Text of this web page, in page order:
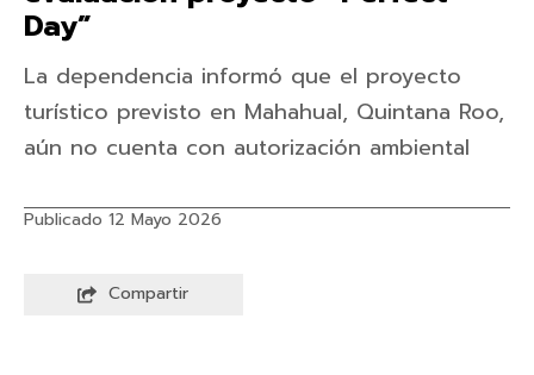
Day”
La dependencia informó que el proyecto
turístico previsto en Mahahual, Quintana Roo,
aún no cuenta con autorización ambiental
Publicado 12 Mayo 2026
Compartir